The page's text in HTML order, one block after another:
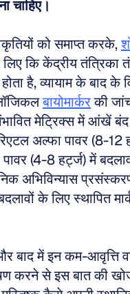
चाहिए।
को समाप्त करके,
कि केंद्रीय तंत्रिका
है, व्यायाम के बाद के
बायोमार्कर की
मेट्रिक्स में आंखें
अल्फा पावर (8-12
(4-8 हर्ट्ज) में
अभिविन्यास
के लिए स्थापित
बाद में इन कम-आवृत्ति
करने से इस बात की